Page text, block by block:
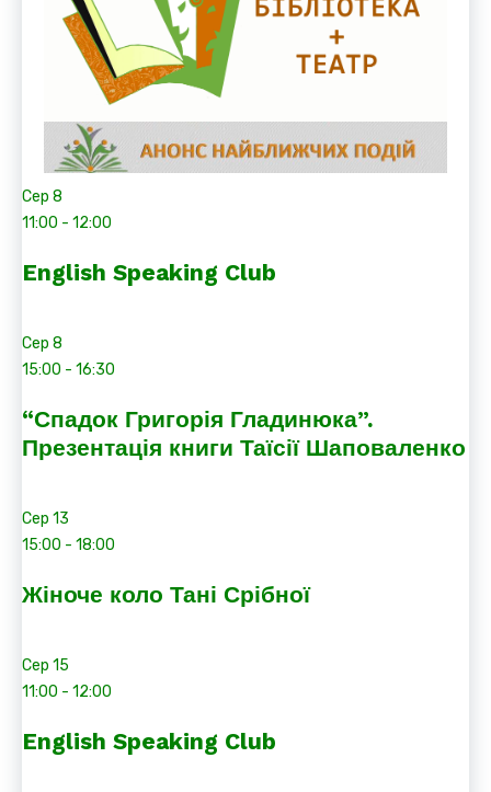
Сер 8
11:00 - 12:00
English Speaking Club
Сер 8
15:00 - 16:30
“Спадок Григорія Гладинюка”.
Презентація книги Таїсії Шаповаленко
Сер 13
15:00 - 18:00
Жіноче коло Тані Срібної
Сер 15
11:00 - 12:00
English Speaking Club